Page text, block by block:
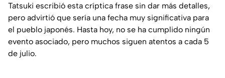
Tatsuki escribió esta críptica frase sin dar más detalles,
pero advirtió que sería una fecha muy significativa para
el pueblo japonés. Hasta hoy, no se ha cumplido ningún
evento asociado, pero muchos siguen atentos a cada 5
de julio.